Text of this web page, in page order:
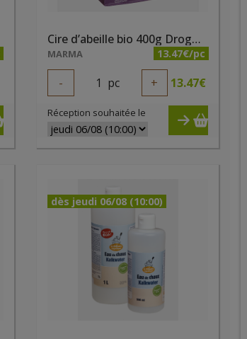
Cire d’abeille bio 400g Droguerie Ecologique
MARMA 13.47€/pc
- 1 pc + 13.47€
Réception souhaitée le
dès jeudi 06/08 (10:00)